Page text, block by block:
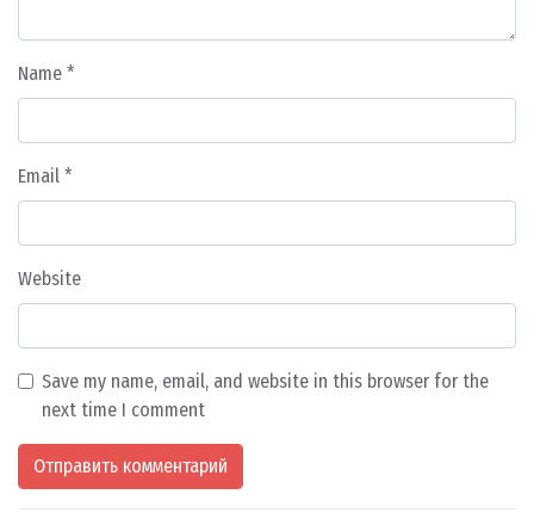
Name *
Email *
Website
Save my name, email, and website in this browser for the
next time I comment